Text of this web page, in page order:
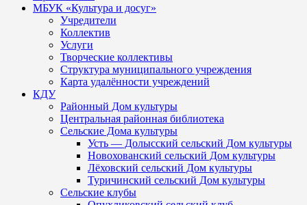
МБУК «Культура и досуг»
Учредители
Коллектив
Услуги
Творческие коллективы
Структура муниципального учреждения
Карта удалённости учреждений
КДУ
Районный Дом культуры
Центральная районная библиотека
Сельские Дома культуры
Усть — Долысский сельский Дом культуры
Новохованский сельский Дом культуры
Лёховский сельский Дом культуры
Туричинский сельский Дом культуры
Сельские клубы